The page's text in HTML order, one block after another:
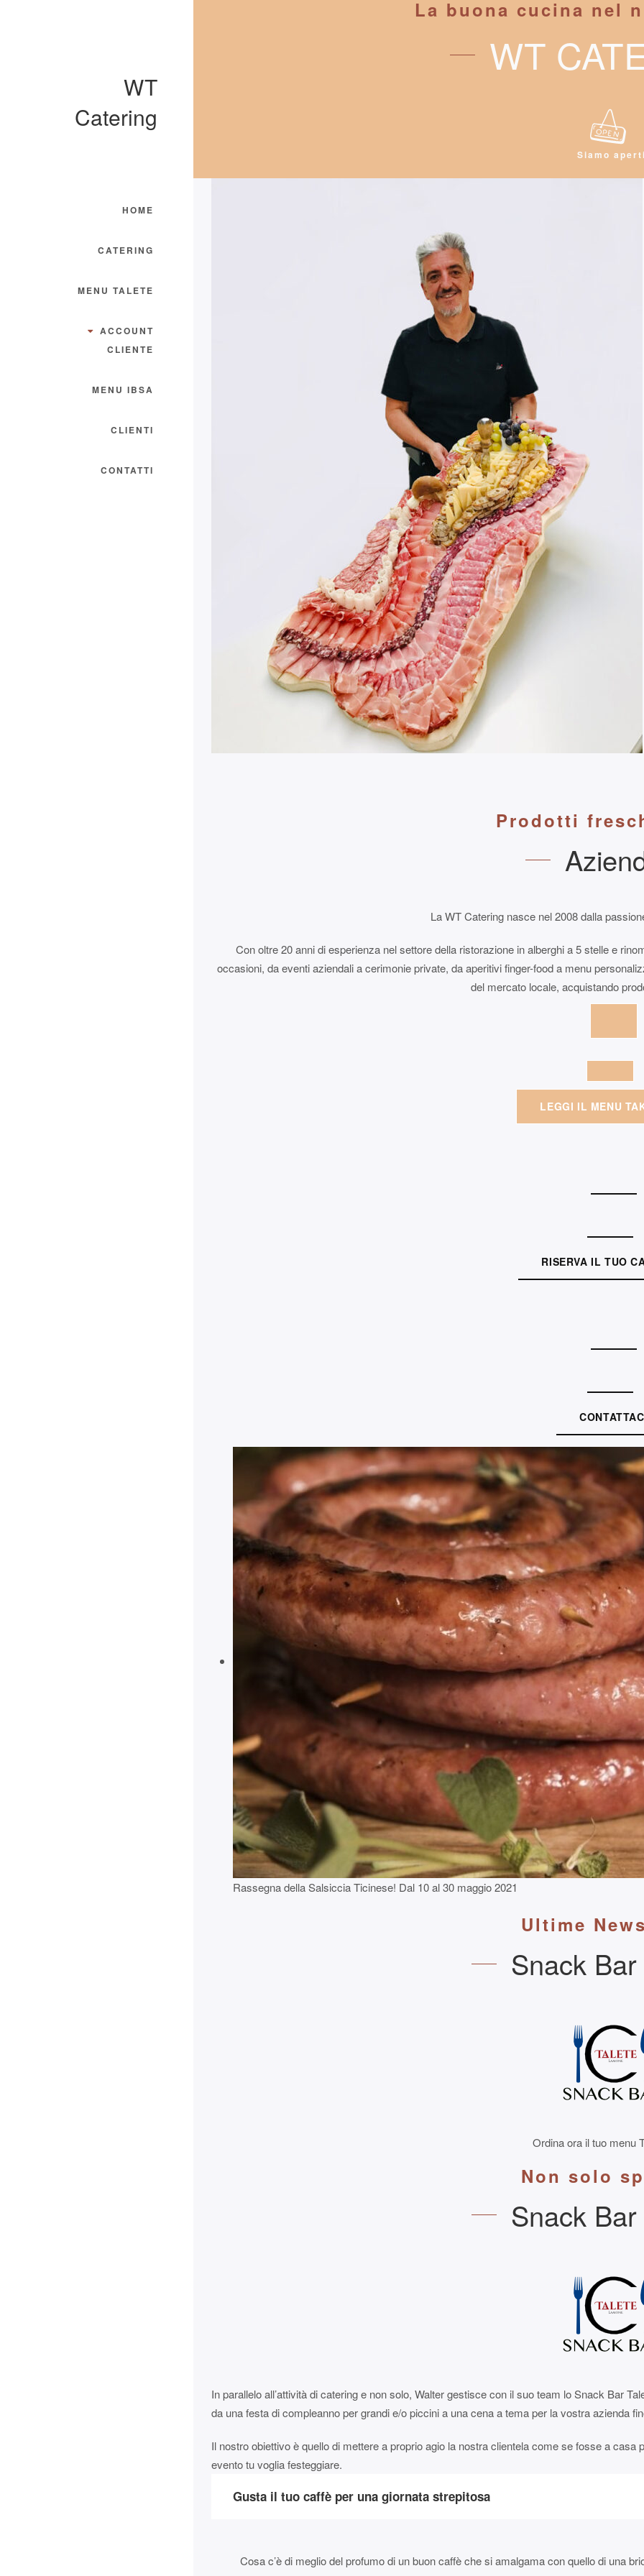
WT
Catering
HOME
CATERING
MENU TALETE
ACCOUNT
CLIENTE
MENU IBSA
CLIENTI
CONTATTI
La buona cucina nel
WT
Siamo
Prodotti
La WT Catering nasce nel 2008 dalla
Con oltre 20 anni di esperienza nel settore della ristorazione in alberghi a 5 stelle e
occasioni, da eventi aziendali a cerimonie private, da aperitivi finger-food a menu
del mercato locale, acquistando
LEGGI IL MENU
RISERVA IL TUO
Rassegna della Salsiccia Ticinese! Dal 10 al 30 maggio 2021
Ultime
Snack
Ordina ora il tuo menu
Non solo
Snack
In parallelo all’attività di catering e non solo, Walter gestisce con il suo team lo Snack Bar
da una festa di compleanno per grandi e/o piccini a una cena a tema per la vostra azienda
Il nostro obiettivo è quello di mettere a proprio agio la nostra clientela come se fosse a
evento tu voglia festeggiare.
Gusta il tuo caffè per una giornata strepitosa
Cosa c’è di meglio del profumo di un buon caffè che si amalgama con quello di una